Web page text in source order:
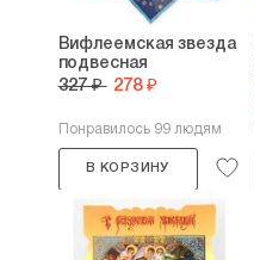
Вифлеемская звезда
подвесная
327 ₽ 278 ₽
Понравилось 99 людям
В КОРЗИНУ